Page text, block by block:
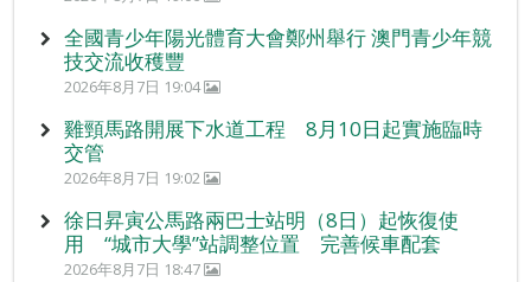
全國青少年陽光體育大會鄭州舉行 澳門青少年競
技交流收穫豐
2026年8月7日 19:04
雞頸馬路開展下水道工程 8月10日起實施臨時
交管
2026年8月7日 19:02
徐日昇寅公馬路兩巴士站明（8日）起恢復使
用 “城市大學”站調整位置 完善候車配套
2026年8月7日 18:47